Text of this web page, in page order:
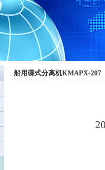
船用碟式分离机KMAPX-207